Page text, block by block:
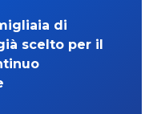
di
scelto per il